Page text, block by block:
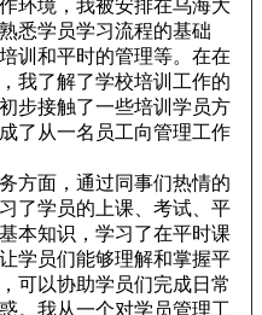
环境，我被安排在乌海大
悉学员学习流程的基础
训和平时的管理等。在在
我了解了学校培训工作的
步接触了一些培训学员方
了从一名员工向管理工作
方面，通过同事们热情的
了学员的上课、考试、平
本知识，学习了在平时课
学员们能够理解和掌握平
可以协助学员们完成日常
。我从一个对学员管理工